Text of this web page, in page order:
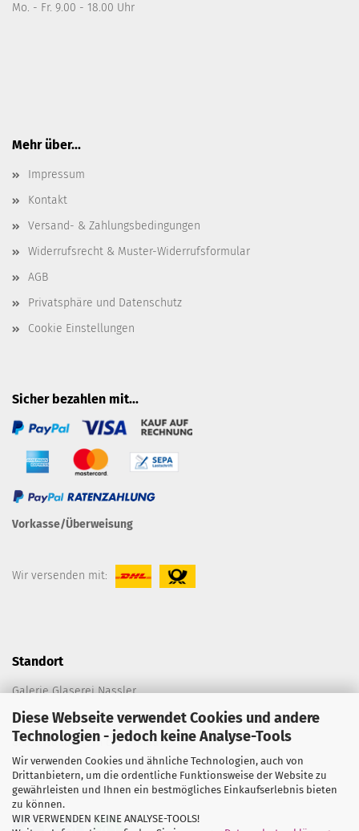
Diese Webseite verwendet Cookies und andere
Technologien - jedoch keine Analyse-Tools
Wir verwenden Cookies und ähnliche Technologien, auch von
Drittanbietern, um die ordentliche Funktionsweise der Website zu
gewährleisten und Ihnen ein bestmögliches Einkaufserlebnis bieten
zu können.
WIR VERWENDEN KEINE ANALYSE-TOOLS!
Mo. - Fr. 9.00 - 18.00 Uhr
Mehr über...
Impressum
Kontakt
Versand- & Zahlungsbedingungen
Widerrufsrecht & Muster-Widerrufsformular
AGB
Privatsphäre und Datenschutz
Cookie Einstellungen
Sicher bezahlen mit...
Vorkasse/Überweisung
Wir versenden mit:
Standort
Galerie Glaserei Nassler
Spitalplatz C 198
86633 Neuburg an der Donau
E-Mail:die@galerie-glaserei-nassler.de
Folgen Sie uns...